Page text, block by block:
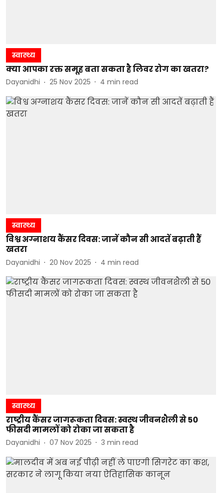
स्वास्थ्य
क्या आपका रक्त समूह बता सकता है लिवर रोग का खतरा?
Dayanidhi 25 Nov 2025 4 min read
स्वास्थ्य
विश्व अग्नाशय कैंसर दिवस: जानें कौन सी आदतें बढ़ाती हैं
खतरा
Dayanidhi 20 Nov 2025 4 min read
स्वास्थ्य
राष्ट्रीय कैंसर जागरूकता दिवस: स्वस्थ जीवनशैली से 50
फीसदी मामलों को रोका जा सकता है
Dayanidhi 07 Nov 2025 3 min read